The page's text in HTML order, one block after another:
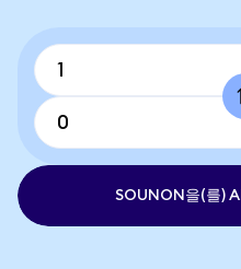
SOUNON을(를)